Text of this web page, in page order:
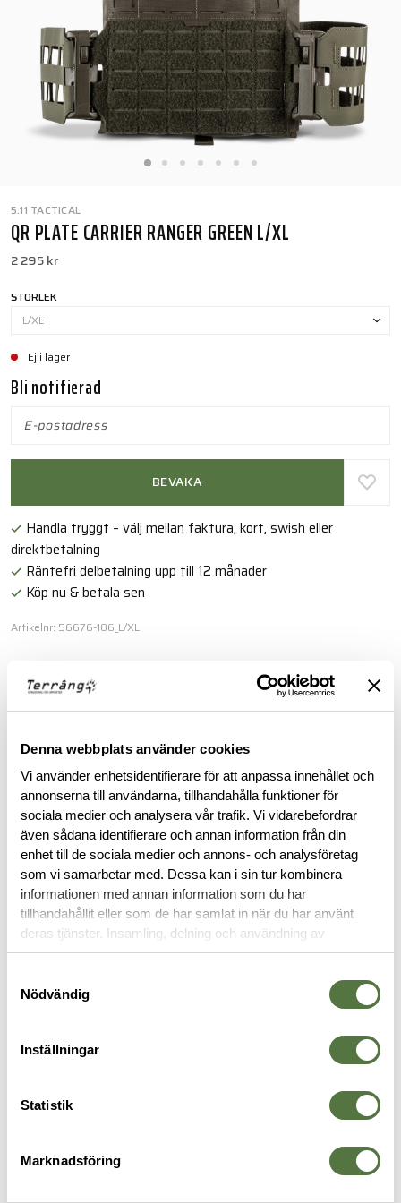
Denna webbplats använder cookies
Vi använder enhetsidentifierare för att anpassa innehållet och
annonserna till användarna, tillhandahålla funktioner för
sociala medier och analysera vår trafik. Vi vidarebefordrar
även sådana identifierare och annan information från din
enhet till de sociala medier och annons- och analysföretag
som vi samarbetar med. Dessa kan i sin tur kombinera
informationen med annan information som du har
tillhandahållit eller som de har samlat in när du har använt
deras tjänster. Insamling, delning och användning av
personuppgifter kan användas för personalisering av
Nödvändig
Inställningar
Statistik
Marknadsföring
5.11 TACTICAL
QR PLATE CARRIER RANGER GREEN L/XL
2 295 kr
STORLEK
L/XL
Ej i lager
Bli notifierad
BEVAKA
Handla tryggt – välj mellan faktura, kort, swish eller
direktbetalning
Räntefri delbetalning upp till 12 månader
Köp nu & betala sen
Artikelnr: 56676-186_L/XL
BESKRIVNING
RECENSIONER
OM VARUMÄRKET